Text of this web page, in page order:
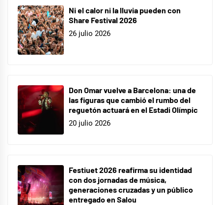
Ni el calor ni la lluvia pueden con
Share Festival 2026
26 julio 2026
Don Omar vuelve a Barcelona: una de
las figuras que cambió el rumbo del
reguetón actuará en el Estadi Olímpic
20 julio 2026
Festiuet 2026 reafirma su identidad
con dos jornadas de música,
generaciones cruzadas y un público
entregado en Salou